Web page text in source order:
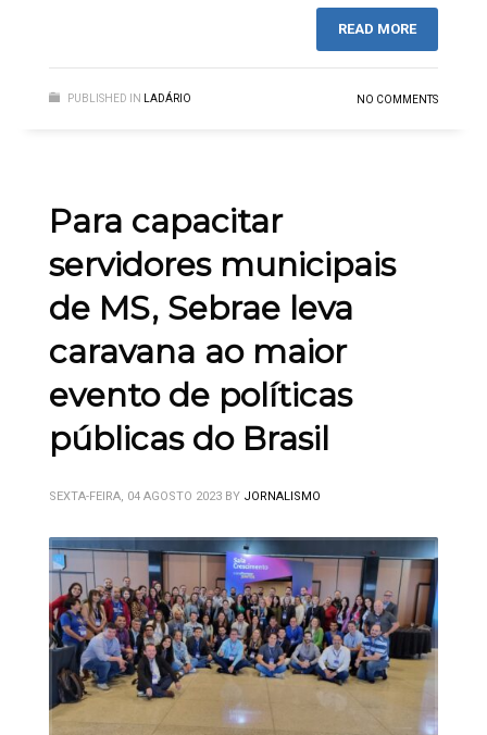
READ MORE
PUBLISHED IN LADÁRIO NO COMMENTS
Para capacitar
servidores municipais
de MS, Sebrae leva
caravana ao maior
evento de políticas
públicas do Brasil
SEXTA-FEIRA, 04 AGOSTO 2023 BY JORNALISMO